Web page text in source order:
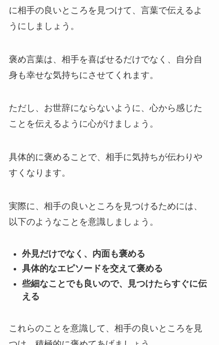
に相手の良いところを見つけて、言葉で伝えるよ
うにしましょう。
褒め言葉は、相手を喜ばせるだけでなく、自分自
身も幸せな気持ちにさせてくれます。
ただし、お世辞にならないように、心から感じた
ことを伝えるように心がけましょう。
具体的に褒めることで、相手に気持ちが伝わりや
すくなります。
実際に、相手の良いところを見つけるためには、
以下のようなことを意識しましょう。
外見だけでなく、内面も褒める
具体的なエピソードを交えて褒める
些細なことでも良いので、見つけたらすぐに伝
える
これらのことを意識して、相手の良いところを見